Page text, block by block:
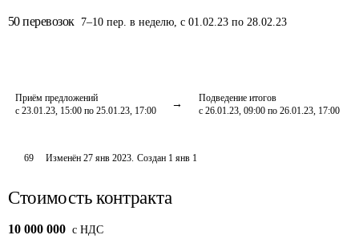
50 перевозок 7–10 пер. в неделю, с 01.02.23 по 28.02.23
Приём предложений
с 23.01.23, 15:00 по 25.01.23, 17:00
Подведение итогов
с 26.01.23, 09:00 по 26.01.23, 17:00
69 Изменён27 янв 2023. Создан 1 янв 1
Стоимость контракта
10 000 000 c НДС